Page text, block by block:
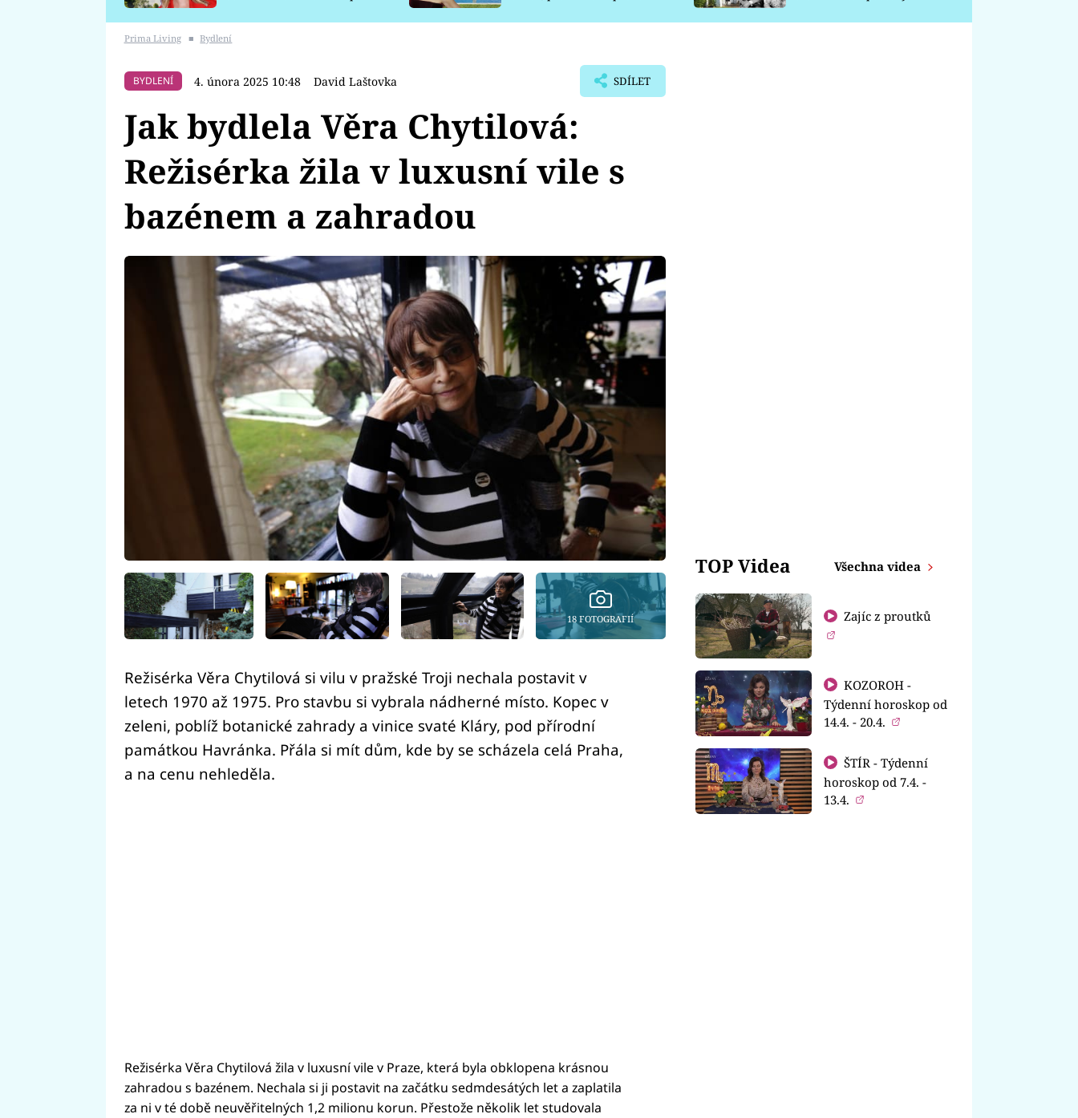
Prima Living ■ Bydlení
BYDLENÍ 4. února 2025 10:48 David Laštovka SDÍLET
Jak bydlela Věra Chytilová:
Režisérka žila v luxusní vile s
bazénem a zahradou
18 FOTOGRAFIÍ
Režisérka Věra Chytilová si vilu v pražské Troji nechala postavit v
letech 1970 až 1975. Pro stavbu si vybrala nádherné místo. Kopec v
zeleni, poblíž botanické zahrady a vinice svaté Kláry, pod přírodní
památkou Havránka. Přála si mít dům, kde by se scházela celá Praha,
a na cenu nehleděla.
Režisérka Věra Chytilová žila v luxusní vile v Praze, která byla obklopena krásnou
zahradou s bazénem. Nechala si ji postavit na začátku sedmdesátých let a zaplatila
za ni v té době neuvěřitelných 1,2 milionu korun. Přestože několik let studovala
TOP Videa Všechna videa
Zajíc z proutků
KOZOROH -
Týdenní horoskop od
14.4. - 20.4.
ŠTÍR - Týdenní
horoskop od 7.4. -
13.4.